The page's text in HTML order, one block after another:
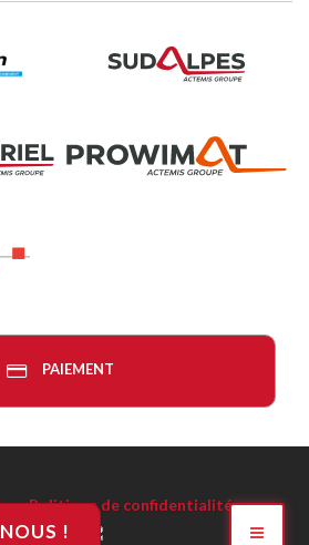
!
PAIEMENT
-Politique de confidentialité